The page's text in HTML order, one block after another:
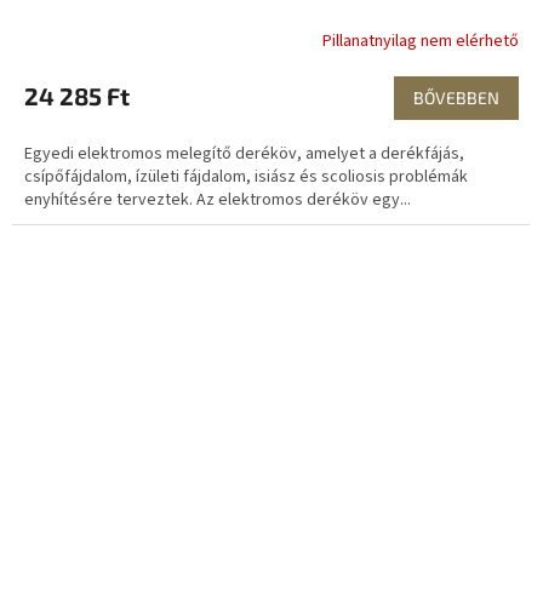
Pillanatnyilag nem elérhető
24 285 Ft BŐVEBBEN
Egyedi elektromos melegítő deréköv, amelyet a derékfájás,
csípőfájdalom, ízületi fájdalom, isiász és scoliosis problémák
enyhítésére terveztek. Az elektromos deréköv egy...